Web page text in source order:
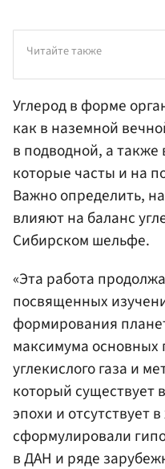
Читайте также
Углерод в форме
как в наземной
в подводной, а
которые часты и на
Важно определить,
влияют на баланс
Сибирском шельфе.
«Эта работа
посвященных
формирования
максимума
углекислого газа и
который существует
эпохи и отсутствует
сформулировали
в ДАН и ряде